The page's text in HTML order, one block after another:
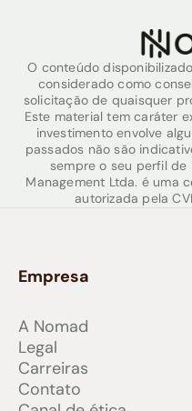
O conteúdo
considerado como
solicitação de quaisquer
Este material tem caráter
investimento envolve
passados não são
sempre o seu perfil de
Management Ltda. é uma
autorizada pela
Empresa
A Nomad
Legal
Carreiras
Contato